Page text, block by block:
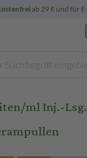
ab 29 € und für
ml Inj.-